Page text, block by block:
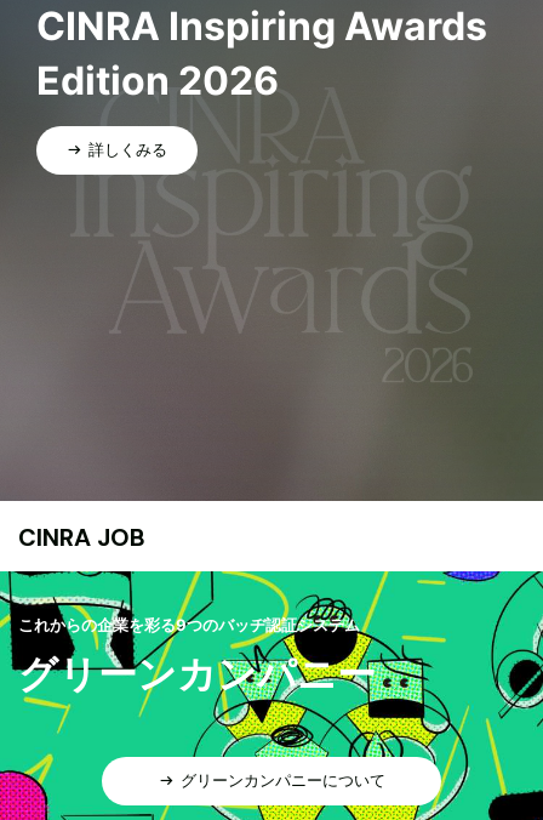
CINRA Inspiring Awards
Edition 2026
詳しくみる
CINRA JOB
これからの企業を彩る9つのバッヂ認証システム
グリーンカンパニー
グリーンカンパニーについて